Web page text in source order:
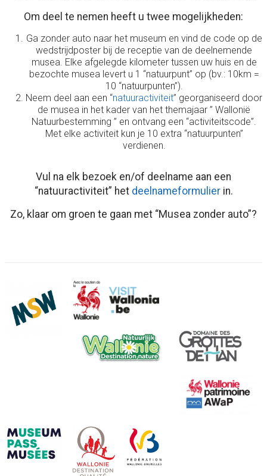
Om deel te nemen heeft u twee mogelijkheden:
Ga zonder auto naar het museum en vind de code op de
wedstrijdposter bij de receptie van de deelnemende
musea. Elke afgelegde kilometer tussen uw huis en de
bezochte musea levert u 1 “natuurpunt” op (bv.: 10km =
10 “natuurpunten”).
Neem deel aan een “natuuractiviteit” georganiseerd door
de musea in het kader van het themajaar ” Wallonië
Natuurbestemming ” en ontvang een “activiteitscode”.
Met elke activiteit kun je 10 extra “natuurpunten”
verdienen.
Vul na elk bezoek en/of deelname aan een
“natuuractiviteit” het deelnameformulierin.
Zo, klaar om groen te gaan met “Musea zonder auto”?